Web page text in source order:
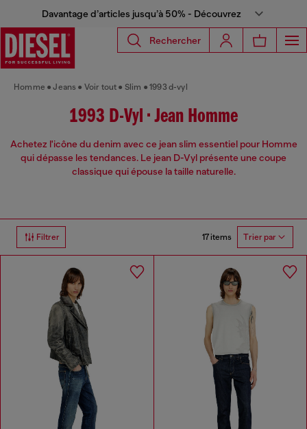
Davantage d’articles jusqu’à 50% - Découvrez
Rechercher
Homme Jeans Voir tout Slim 1993 d-vyl
1993 D-Vyl • Jean Homme
Achetez l'icône du denim avec ce jean slim essentiel pour Homme
qui dépasse les tendances. Le jean D-Vyl présente une coupe
classique qui épouse la taille naturelle.
Filtrer 17 items Trier par